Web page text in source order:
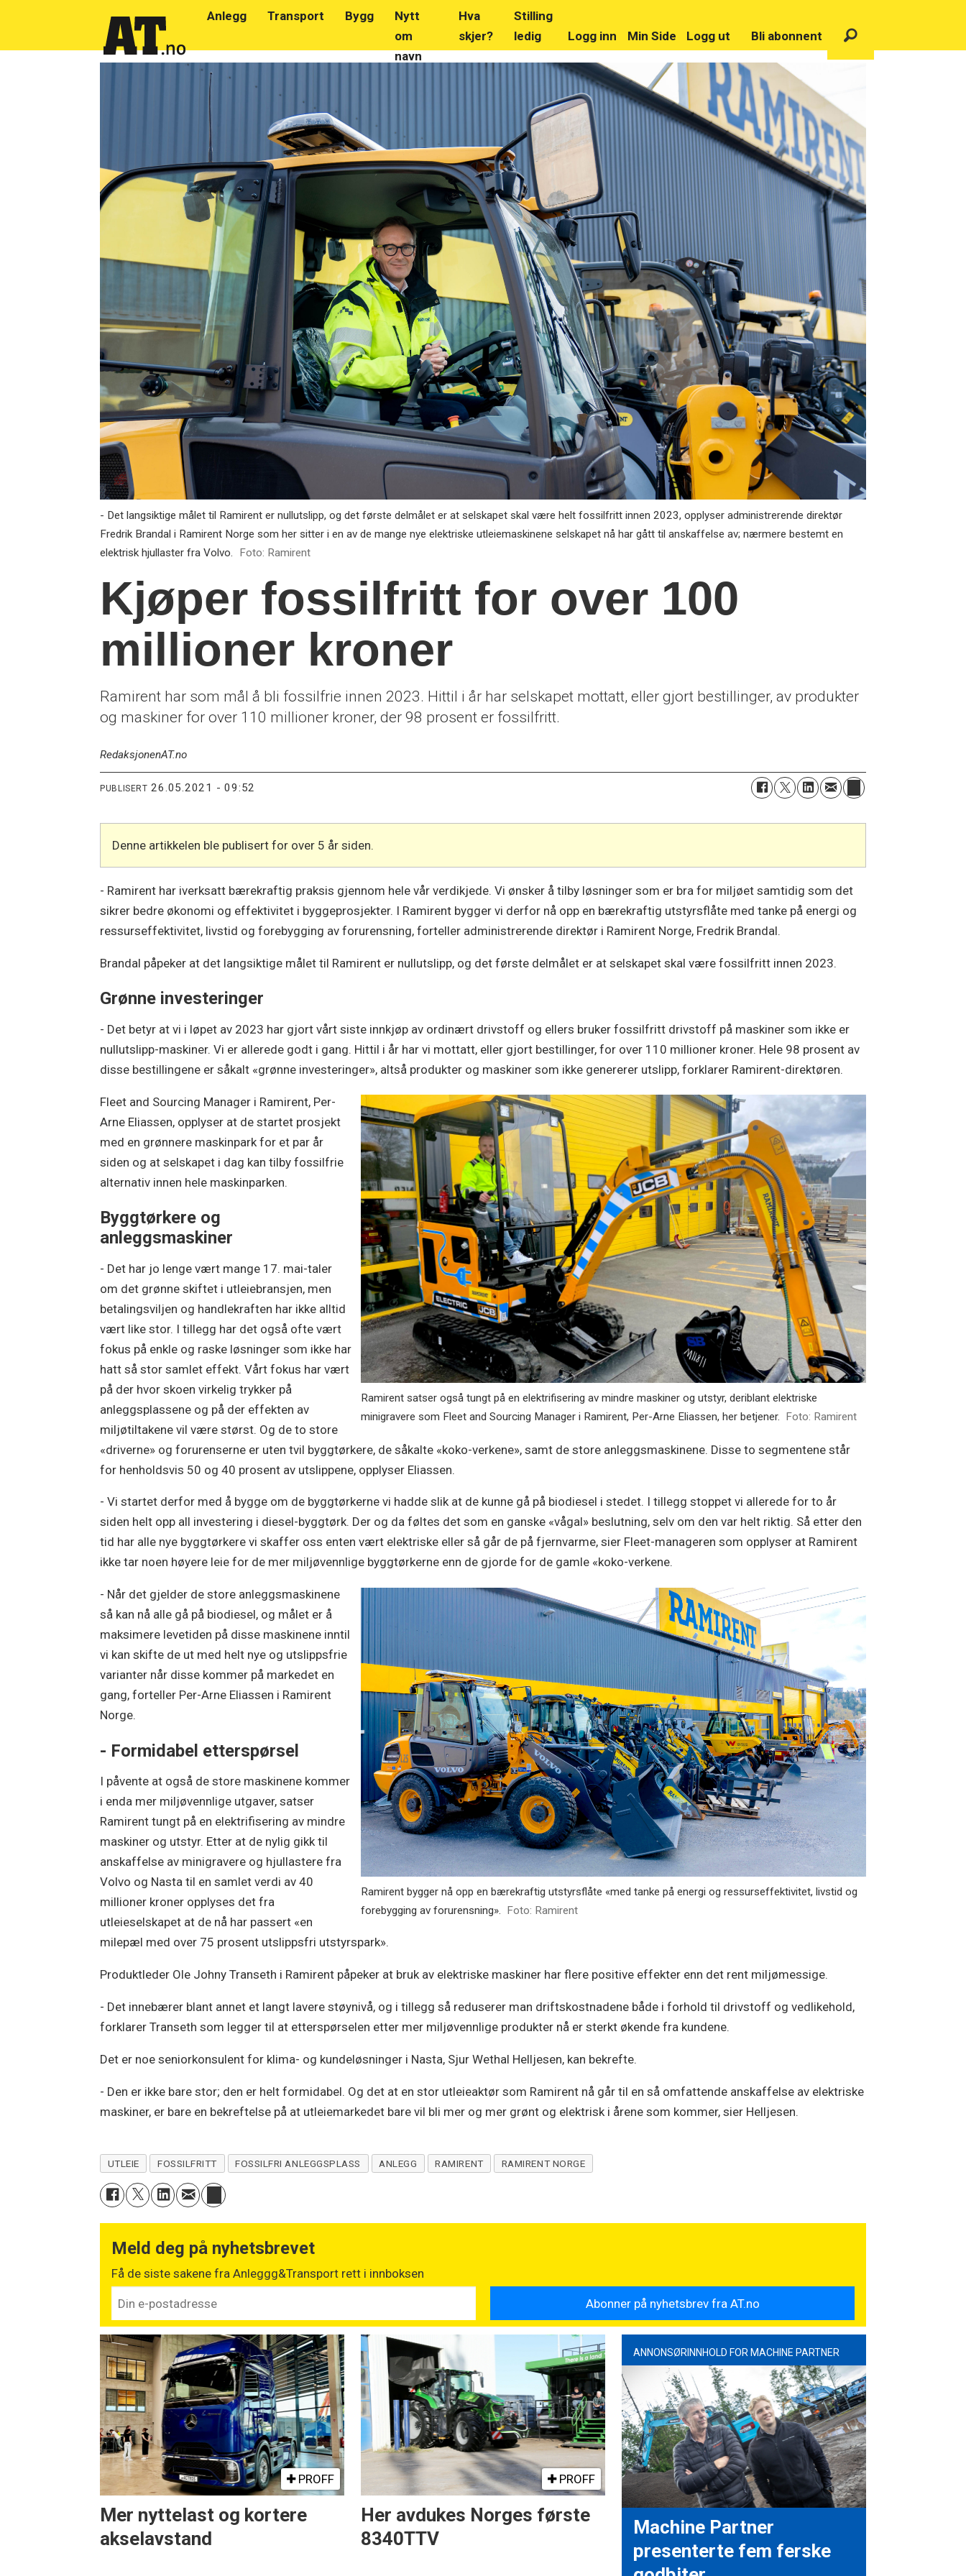
Anlegg Transport Bygg
Nytt
om
navn
Hva
skjer?
Stilling
ledig
Logg inn Min Side Logg ut Bli abonnent
- Det langsiktige målet til Ramirent er nullutslipp, og det første delmålet er at selskapet skal være helt fossilfritt innen 2023, opplyser administrerende direktør
Fredrik Brandal i Ramirent Norge som her sitter i en av de mange nye elektriske utleiemaskinene selskapet nå har gått til anskaffelse av; nærmere bestemt en
elektrisk hjullaster fra Volvo.
Foto: Ramirent
Kjøper fossilfritt for over 100
millioner kroner
Ramirent har som mål å bli fossilfrie innen 2023. Hittil i år har selskapet mottatt, eller gjort bestillinger, av produkter
og maskiner for over 110 millioner kroner, der 98 prosent er fossilfritt.
RedaksjonenAT.no
PUBLISERT 26.05.2021 - 09:52
Denne artikkelen ble publisert for over 5 år siden.
- Ramirent har iverksatt bærekraftig praksis gjennom hele vår verdikjede. Vi ønsker å tilby løsninger som er bra for miljøet samtidig som det
sikrer bedre økonomi og effektivitet i byggeprosjekter. I Ramirent bygger vi derfor nå opp en bærekraftig utstyrsflåte med tanke på energi og
ressurseffektivitet, livstid og forebygging av forurensning, forteller administrerende direktør i Ramirent Norge, Fredrik Brandal.
Brandal påpeker at det langsiktige målet til Ramirent er nullutslipp, og det første delmålet er at selskapet skal være fossilfritt innen 2023.
Grønne investeringer
- Det betyr at vi i løpet av 2023 har gjort vårt siste innkjøp av ordinært drivstoff og ellers bruker fossilfritt drivstoff på maskiner som ikke er
nullutslipp-maskiner. Vi er allerede godt i gang. Hittil i år har vi mottatt, eller gjort bestillinger, for over 110 millioner kroner. Hele 98 prosent av
disse bestillingene er såkalt «grønne investeringer», altså produkter og maskiner som ikke genererer utslipp, forklarer Ramirent-direktøren.
Ramirent satser også tungt på en elektrifisering av mindre maskiner og utstyr, deriblant elektriske
minigravere som Fleet and Sourcing Manager i Ramirent, Per-Arne Eliassen, her betjener. Foto: Ramirent
Fleet and Sourcing Manager i Ramirent, Per-
Arne Eliassen, opplyser at de startet prosjekt
med en grønnere maskinpark for et par år
siden og at selskapet i dag kan tilby fossilfrie
alternativ innen hele maskinparken.
Byggtørkere og
anleggsmaskiner
- Det har jo lenge vært mange 17. mai-taler
om det grønne skiftet i utleiebransjen, men
betalingsviljen og handlekraften har ikke alltid
vært like stor. I tillegg har det også ofte vært
fokus på enkle og raske løsninger som ikke har
hatt så stor samlet effekt. Vårt fokus har vært
på der hvor skoen virkelig trykker på
anleggsplassene og på der effekten av
miljøtiltakene vil være størst. Og de to store
«driverne» og forurenserne er uten tvil byggtørkere, de såkalte «koko-verkene», samt de store anleggsmaskinene. Disse to segmentene står
for henholdsvis 50 og 40 prosent av utslippene, opplyser Eliassen.
- Vi startet derfor med å bygge om de byggtørkerne vi hadde slik at de kunne gå på biodiesel i stedet. I tillegg stoppet vi allerede for to år
siden helt opp all investering i diesel-byggtørk. Der og da føltes det som en ganske «vågal» beslutning, selv om den var helt riktig. Så etter den
tid har alle nye byggtørkere vi skaffer oss enten vært elektriske eller så går de på fjernvarme, sier Fleet-manageren som opplyser at Ramirent
ikke tar noen høyere leie for de mer miljøvennlige byggtørkerne enn de gjorde for de gamle «koko-verkene.
Ramirent bygger nå opp en bærekraftig utstyrsflåte «med tanke på energi og ressurseffektivitet, livstid og
forebygging av forurensning». Foto: Ramirent
- Når det gjelder de store anleggsmaskinene
så kan nå alle gå på biodiesel, og målet er å
maksimere levetiden på disse maskinene inntil
vi kan skifte de ut med helt nye og utslippsfrie
varianter når disse kommer på markedet en
gang, forteller Per-Arne Eliassen i Ramirent
Norge.
- Formidabel etterspørsel
I påvente at også de store maskinene kommer
i enda mer miljøvennlige utgaver, satser
Ramirent tungt på en elektrifisering av mindre
maskiner og utstyr. Etter at de nylig gikk til
anskaffelse av minigravere og hjullastere fra
Volvo og Nasta til en samlet verdi av 40
millioner kroner opplyses det fra
utleieselskapet at de nå har passert «en
milepæl med over 75 prosent utslippsfri utstyrspark».
Produktleder Ole Johny Transeth i Ramirent påpeker at bruk av elektriske maskiner har flere positive effekter enn det rent miljømessige.
- Det innebærer blant annet et langt lavere støynivå, og i tillegg så reduserer man driftskostnadene både i forhold til drivstoff og vedlikehold,
forklarer Transeth som legger til at etterspørselen etter mer miljøvennlige produkter nå er sterkt økende fra kundene.
Det er noe seniorkonsulent for klima- og kundeløsninger i Nasta, Sjur Wethal Helljesen, kan bekrefte.
- Den er ikke bare stor; den er helt formidabel. Og det at en stor utleieaktør som Ramirent nå går til en så omfattende anskaffelse av elektriske
maskiner, er bare en bekreftelse på at utleiemarkedet bare vil bli mer og mer grønt og elektrisk i årene som kommer, sier Helljesen.
UTLEIE FOSSILFRITT FOSSILFRI ANLEGGSPLASS ANLEGG RAMIRENT RAMIRENT NORGE
Meld deg på nyhetsbrevet
Få de siste sakene fra Anleggg&Transport rett i innboksen
PROFF
Mer nyttelast og kortere
akselavstand
PROFF
Her avdukes Norges første
8340TTV
ANNONSØRINNHOLD FOR MACHINE PARTNER
Machine Partner
presenterte fem ferske